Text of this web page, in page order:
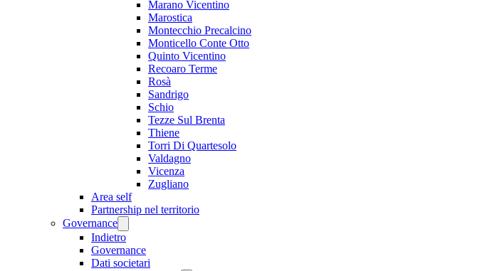
Marano Vicentino
Marostica
Montecchio Precalcino
Monticello Conte Otto
Quinto Vicentino
Recoaro Terme
Rosà
Sandrigo
Schio
Tezze Sul Brenta
Thiene
Torri Di Quartesolo
Valdagno
Vicenza
Zugliano
Area self
Partnership nel territorio
Governance
Indietro
Governance
Dati societari